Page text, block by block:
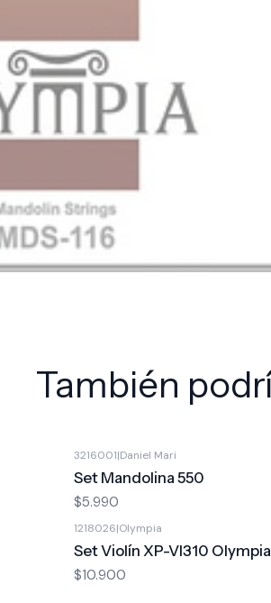
También
3216001|Daniel Mari
Set Mandolina 550
$5.990
1218026|Olympia
Set Violín XP-VI310 Olympia
$10.900